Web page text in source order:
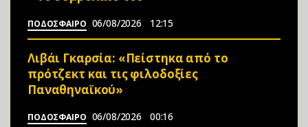
ΠΟΔΟΣΦΑΙΡΟ 06/08/2026 12:15
Λιβάι Γκαρσία: «Πείστηκα από το
πρότζεκτ και τις φιλοδοξίες
Παναθηναϊκού»
ΠΟΔΟΣΦΑΙΡΟ 06/08/2026 00:16